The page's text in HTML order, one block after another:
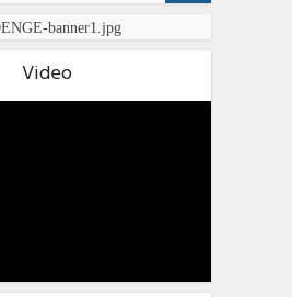
Video